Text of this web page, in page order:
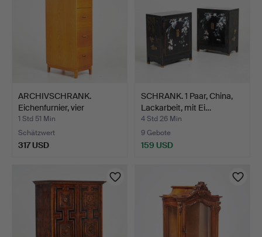
ARCHIVSCHRANK.
Eichenfurnier, vier
Schubla…
1 Std 51 Min
Schätzwert
317 USD
SCHRANK. 1 Paar, China,
Lackarbeit, mit Ei…
4 Std 26 Min
9 Gebote
159 USD